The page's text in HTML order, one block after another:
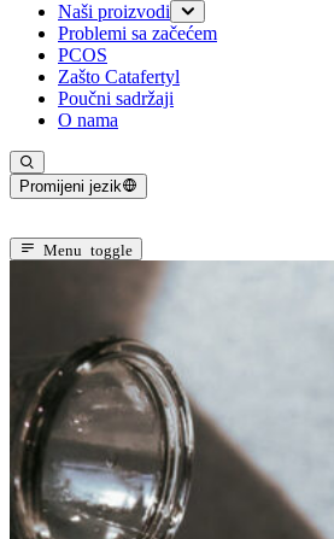
Naši proizvodi
Catafertyl FOR HER
Problemi sa začećem
PCOS
Zašto Catafertyl
Poučni sadržaji
O nama
Promijeni jezik
Menu toggle